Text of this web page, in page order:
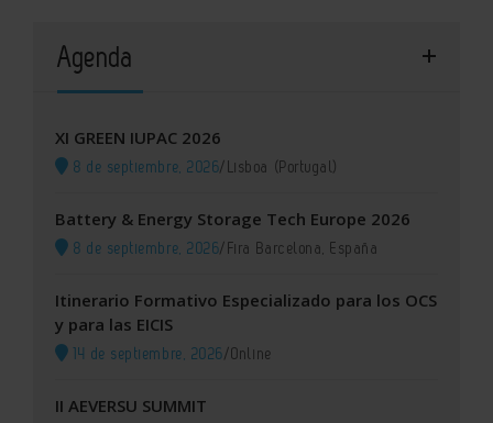
Agenda
XI GREEN IUPAC 2026
8 de septiembre, 2026/Lisboa (Portugal)
Battery & Energy Storage Tech Europe 2026
8 de septiembre, 2026/Fira Barcelona, España
Itinerario Formativo Especializado para los OCS
y para las EICIS
14 de septiembre, 2026/Online
II AEVERSU SUMMIT